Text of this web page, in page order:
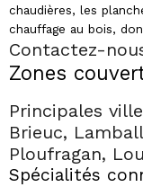
chaudières, les
chauffage au bois,
Contactez-
Zones
Principales
Brieuc,
Ploufragan,
Spécialités